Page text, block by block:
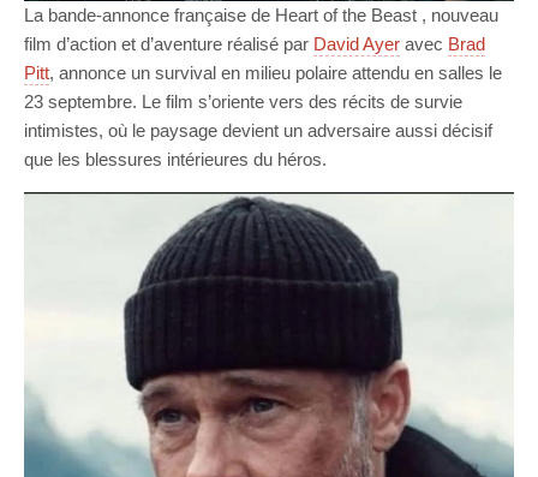
La bande-annonce française de Heart of the Beast , nouveau
film d’action et d’aventure réalisé par David Ayer avec Brad
Pitt, annonce un survival en milieu polaire attendu en salles le
23 septembre. Le film s’oriente vers des récits de survie
intimistes, où le paysage devient un adversaire aussi décisif
que les blessures intérieures du héros.